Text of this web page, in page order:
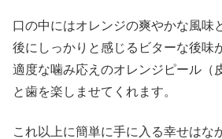
口の中にはオレンジの爽やかな風味
後にしっかりと感じるビターな後味
適度な噛み応えのオレンジピール（
と歯を楽しませてくれます。
これ以上に簡単に手に入る幸せはな